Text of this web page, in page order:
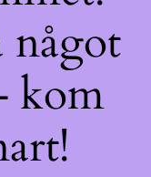
något
kom